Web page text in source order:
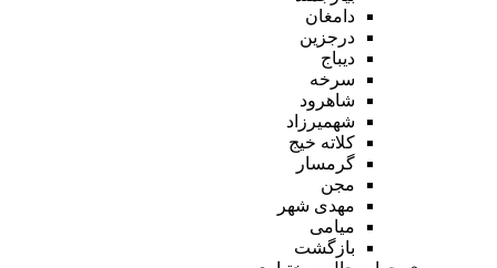
دامغان
درجزین
دیباج
سرخه
شاهرود
شهمیرزاد
کلاته خیج
گرمسار
مجن
مهدی شهر
میامی
بازگشت